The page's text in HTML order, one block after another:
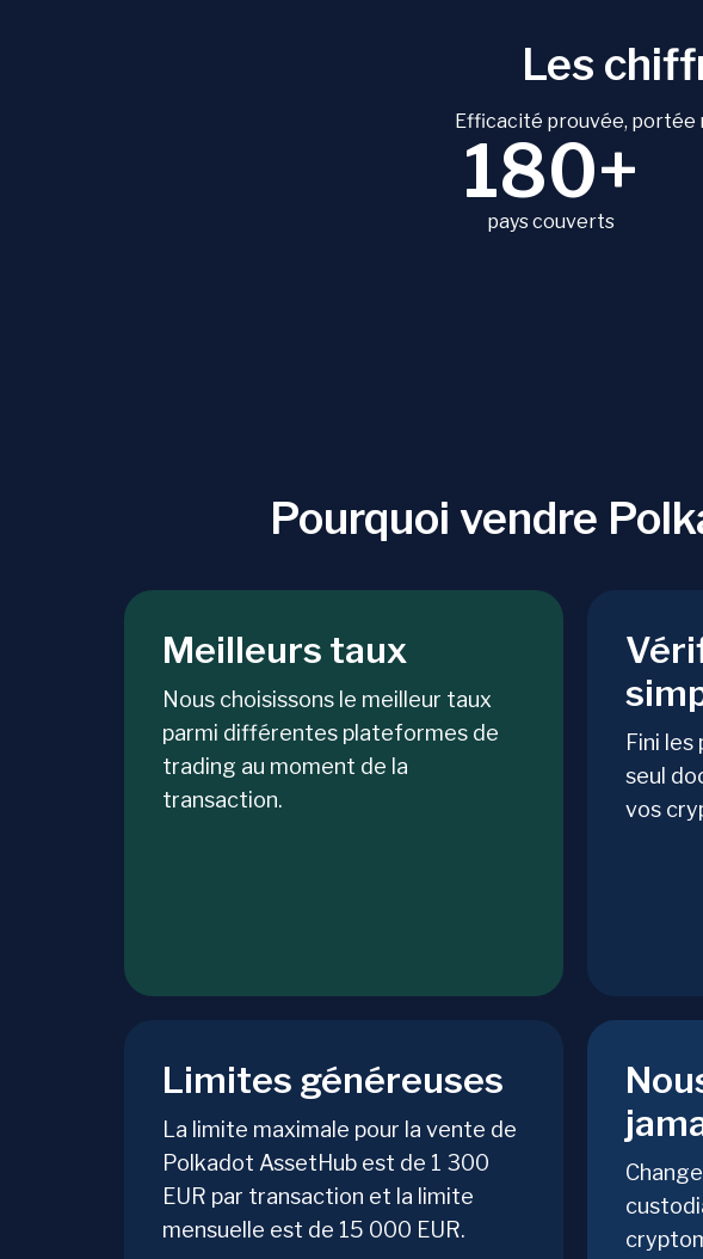
Les
Efficacité prouvée, portée
180+
pays couverts
Pourquoi vendre
Meilleurs taux
Nous choisissons le meilleur taux
parmi différentes plateformes de
trading au moment de la
transaction.
Fini
seul
vos
Limites généreuses
La limite maximale pour la vente de
Polkadot AssetHub est de 1 300
EUR par transaction et la limite
mensuelle est de 15 000 EUR.